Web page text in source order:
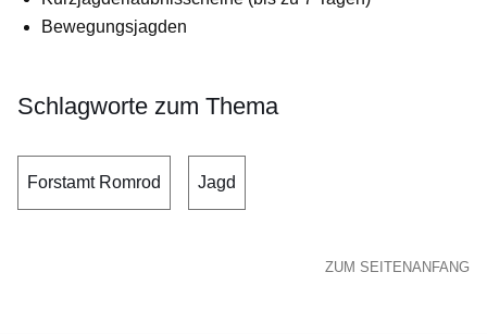
Bewegungsjagden
Schlagworte zum Thema
Forstamt Romrod Jagd
ZUM SEITENANFANG